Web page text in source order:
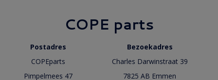
COPE parts
Postadres
Bezoekadres
COPEparts
Charles Darwinstraat 39
Pimpelmees 47
7825 AB Emmen